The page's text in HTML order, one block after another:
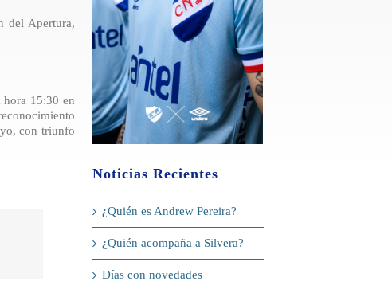
del Apertura,
hora 15:30 en
con triunfo
Noticias Recientes
¿Quién es Andrew Pereira?
¿Quién acompaña a Silvera?
Días con novedades